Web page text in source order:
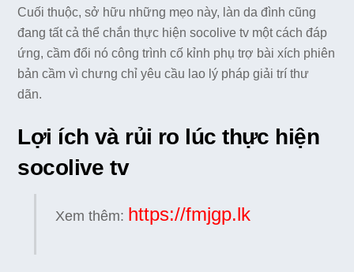
Cuối thuộc, sở hữu những mẹo này, làn da đình cũng
đang tất cả thể chắn thực hiện socolive tv một cách đáp
ứng, cầm đổi nó công trình cố kỉnh phụ trợ bài xích phiên
bản cầm vì chưng chỉ yêu cầu lao lý pháp giải trí thư
dãn.
Lợi ích và rủi ro lúc thực hiện
socolive tv
Xem thêm: https://fmjgp.lk